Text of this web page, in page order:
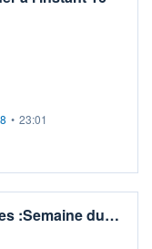
• 23:01
:Semaine du…